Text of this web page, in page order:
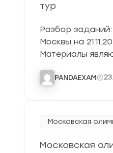
тур
Разбор
Москвы на
Материалы
PANDAEXAM
Московская
Московская